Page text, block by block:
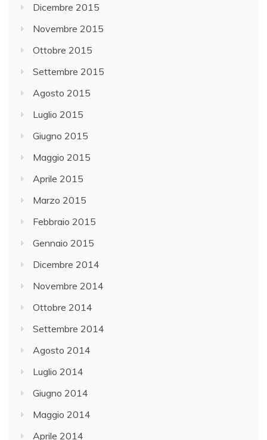
Dicembre 2015
Novembre 2015
Ottobre 2015
Settembre 2015
Agosto 2015
Luglio 2015
Giugno 2015
Maggio 2015
Aprile 2015
Marzo 2015
Febbraio 2015
Gennaio 2015
Dicembre 2014
Novembre 2014
Ottobre 2014
Settembre 2014
Agosto 2014
Luglio 2014
Giugno 2014
Maggio 2014
Aprile 2014